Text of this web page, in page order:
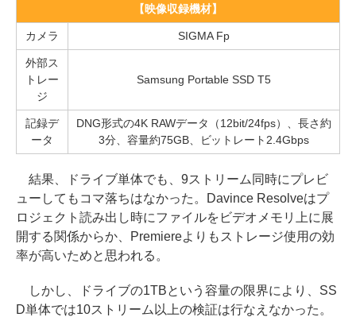
【映像収録機材】
カメラ SIGMA Fp
外部ス
トレー
ジ
Samsung Portable SSD T5
記録デ
ータ
DNG形式の4K RAWデータ（12bit/24fps）、長さ約
3分、容量約75GB、ビットレート2.4Gbps
結果、ドライブ単体でも、9ストリーム同時にプレビ
ューしてもコマ落ちはなかった。Davince Resolveはプ
ロジェクト読み出し時にファイルをビデオメモリ上に展
開する関係からか、Premiereよりもストレージ使用の効
率が高いためと思われる。
しかし、ドライブの1TBという容量の限界により、SS
D単体では10ストリーム以上の検証は行なえなかった。